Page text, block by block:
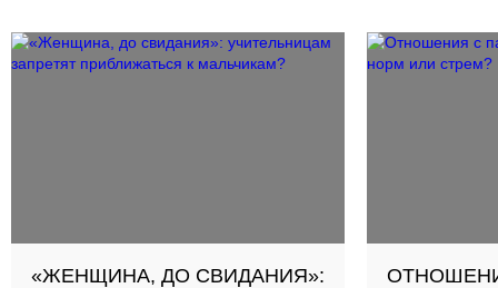
«ЖЕНЩИНА, ДО СВИДАНИЯ»: